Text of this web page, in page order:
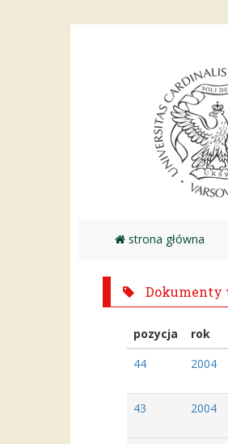
strona główna
Dokumenty
pozycja rok
44
2004
43 2004